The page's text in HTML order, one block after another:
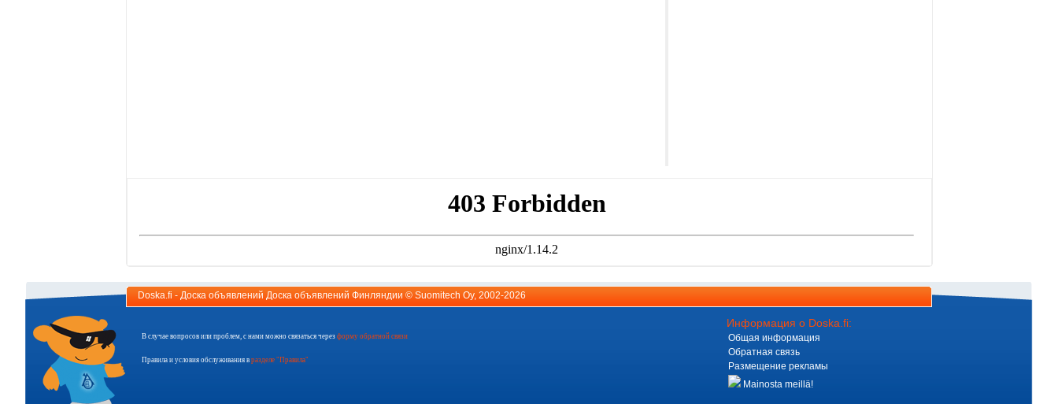
Doska.fi - Доска объявлений Доска объявлений Финляндии © Suomitech Oy, 2002-2026
В случае вопросов или проблем, с нами можно связаться через форму обратной связи
Правила и условия обслуживания в разделе "Правила"
Информация о Doska.fi:
Общая информация
Обратная связь
Размещение рекламы
Mainosta meillä!